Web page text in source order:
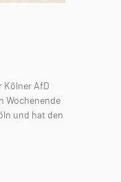
Kölner AfD
Wochenende
und hat den